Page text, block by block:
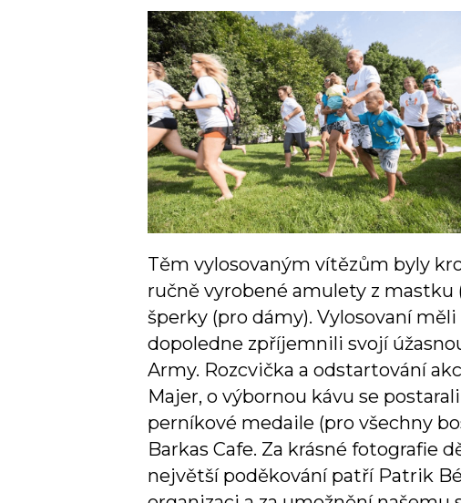
Těm vylosovaným vítězům byly
ručně vyrobené amulety z mastku
šperky (pro dámy). Vylosovaní
dopoledne zpříjemnili svojí
Army. Rozcvička a odstartování
Majer, o výbornou kávu se
perníkové medaile (pro všechny
Barkas Cafe. Za krásné fotografie
největší poděkování patří Patrik